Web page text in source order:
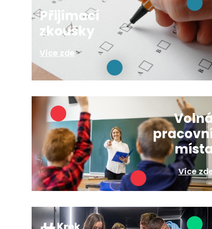
Přijímací
zkoušky
Více zde
Více